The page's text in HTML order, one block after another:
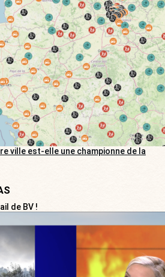
ville est-elle une championne de la
de BV !